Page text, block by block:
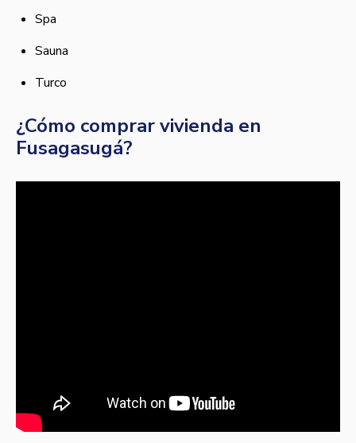
Spa
Sauna
Turco
¿Cómo comprar vivienda en
Fusagasugá?